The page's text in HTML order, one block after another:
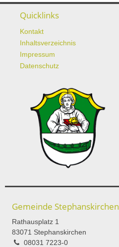
Quicklinks
Kontakt
Inhaltsverzeichnis
Impressum
Datenschutz
Gemeinde Stephanskirchen
Rathausplatz 1
83071 Stephanskirchen
08031 7223-0